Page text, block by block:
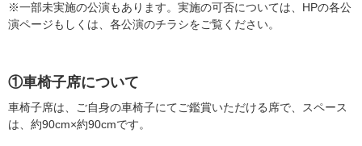
※一部未実施の公演もあります。実施の可否については、HPの各公
演ページもしくは、各公演のチラシをご覧ください。
①車椅子席について
車椅子席は、ご自身の車椅子にてご鑑賞いただける席で、スペース
は、約90cm×約90cmです。